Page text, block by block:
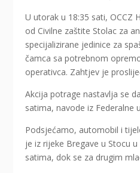
U utorak u 18:35 sati, OCCZ
od Civilne zaštite Stolac za
specijalizirane jedinice za
čamca sa potrebnom
operativca. Zahtjev je
Akcija potrage nastavlja se
satima, navode iz Federalne
Podsjećamo, automobil i
je iz rijeke Bregave u Stocu
satima, dok se za drugim